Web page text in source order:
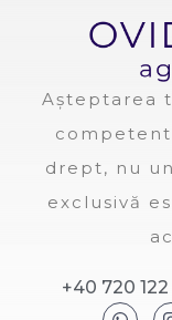
Așteptarea
drept, nu
exclusivă
+40 720 122